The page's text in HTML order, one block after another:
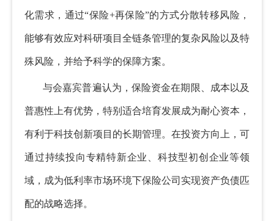
化需求，通过“保险+再保险”的方式分散转移风险，
能够有效应对科研项目全链条管理的复杂风险以及特
殊风险，并给予科学的保障方案。
与会嘉宾普遍认为，保险资金在期限、成本以及
普惠性上有优势，特别适合培育发展成为耐心资本，
有利于科技创新项目的长期管理。在投资方向上，可
通过持续投向专精特新企业、科技型初创企业等领
域，成为低利率市场环境下保险公司实现资产负债匹
配的战略选择。